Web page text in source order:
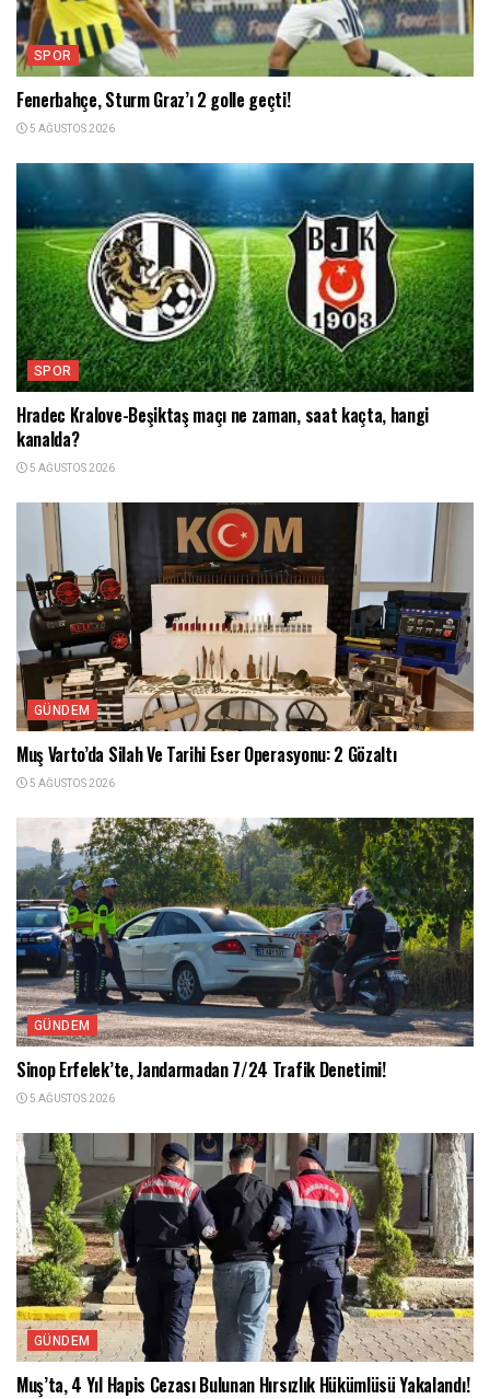
SPOR
Fenerbahçe, Sturm Graz’ı 2 golle geçti!
5 AĞUSTOS 2026
SPOR
Hradec Kralove-Beşiktaş maçı ne zaman, saat kaçta, hangi
kanalda?
5 AĞUSTOS 2026
GÜNDEM
Muş Varto’da Silah Ve Tarihi Eser Operasyonu: 2 Gözaltı
5 AĞUSTOS 2026
GÜNDEM
Sinop Erfelek’te, Jandarmadan 7/24 Trafik Denetimi!
5 AĞUSTOS 2026
GÜNDEM
Muş’ta, 4 Yıl Hapis Cezası Bulunan Hırsızlık Hükümlüsü Yakalandı!